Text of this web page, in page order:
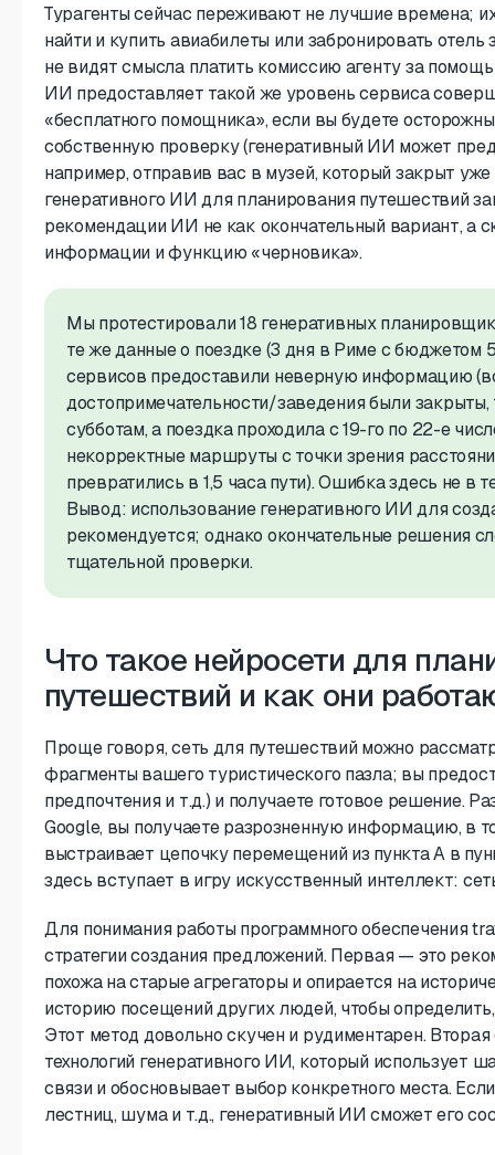
Турагенты сейчас переживают не лучшие времена;
найти и купить авиабилеты или забронировать
не видят смысла платить комиссию агенту за
ИИ предоставляет такой же уровень сервиса
«бесплатного помощника», если вы будете
собственную проверку (генеративный ИИ может
например, отправив вас в музей, который закрыт
генеративного ИИ для планирования путешествий
рекомендации ИИ не как окончательный вариант, а
информации и функцию «черновика».
Мы протестировали 18 генеративных
те же данные о поездке (3 дня в Риме с бюджетом
сервисов предоставили неверную информацию
достопримечательности/заведения были закрыты,
субботам, а поездка проходила с 19-го по 22-е
некорректные маршруты с точки зрения
превратились в 1,5 часа пути). Ошибка здесь не в
Вывод: использование генеративного ИИ для
рекомендуется; однако окончательные решения
тщательной проверки.
Что такое нейросети для
путешествий и как они
Проще говоря, сеть для путешествий можно
фрагменты вашего туристического пазла; вы
предпочтения и т.д.) и получаете готовое решение.
Google, вы получаете разрозненную информацию, в
выстраивает цепочку перемещений из пункта А в
здесь вступает в игру искусственный интеллект:
Для понимания работы программного обеспечения
стратегии создания предложений. Первая — это
похожа на старые агрегаторы и опирается на
историю посещений других людей, чтобы
Этот метод довольно скучен и рудиментарен.
технологий генеративного ИИ, который использует
связи и обосновывает выбор конкретного места.
лестниц, шума и т.д., генеративный ИИ сможет его